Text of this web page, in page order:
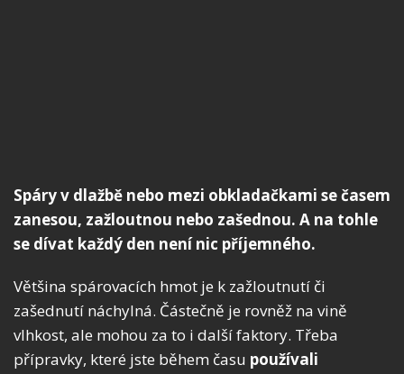
Spáry v dlažbě nebo mezi obkladačkami se časem
zanesou, zažloutnou nebo zašednou. A na tohle
se dívat každý den není nic příjemného.
Většina spárovacích hmot je k zažloutnutí či
zašednutí náchylná. Částečně je rovněž na vině
vlhkost, ale mohou za to i další faktory. Třeba
přípravky, které jste během času používali